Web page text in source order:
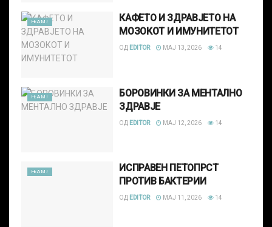
ЊАМ!
КАФЕТО И ЗДРАВЈЕТО НА
МОЗОКОТ И ИМУНИТЕТОТ
ОД EDITOR МАЈ 13, 2026 14
ЊАМ!
БОРОВИНКИ ЗА МЕНТАЛНО
ЗДРАВЈЕ
ОД EDITOR МАЈ 12, 2026 14
ЊАМ!
ИСПРАВЕН ПЕТОПРСТ
ПРОТИВ БАКТЕРИИ
ОД EDITOR МАЈ 11, 2026 14